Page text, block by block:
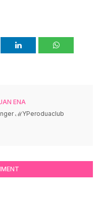
ENA
ℳYPeroduaclub